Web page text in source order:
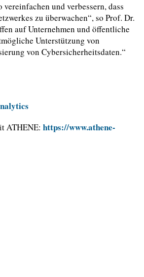
und verbessern, dass
zu überwachen“, so Prof. Dr.
auf Unternehmen und öffentliche
Unterstützung von
von Cybersicherheitsdaten.“
ATHENE: https://www.athene-